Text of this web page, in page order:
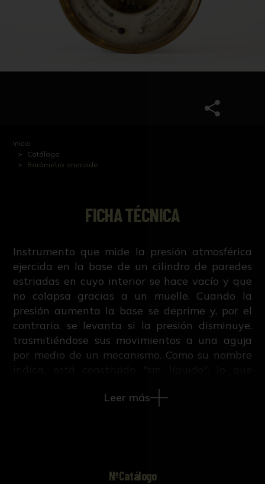
Inicio
Catálogo
Barómetro aneroide
FICHA TÉCNICA
Instrumento que mide la presión atmosférica
ejercida en la base de un cilindro de paredes
estriadas en cuyo interior se hace vacío y que
no colapsa gracias a un muelle. Cuando la
presión aumenta la base se deprime y, por el
contrario, se levanta si la presión disminuye,
trasmitiéndose sus movimientos a una aguja
por medio de un mecanismo. Como su nombre
muy usado por los marinos y aeronautas.
paredes del cilindro varía con la temperatura.
Leer más
NºCatálogo